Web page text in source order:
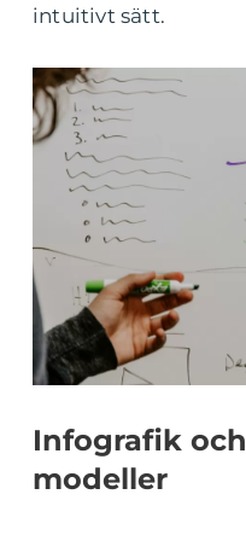
intuitivt sätt.
Infografik
modeller